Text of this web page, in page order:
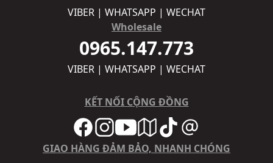
VIBER | WHATSAPP | WECHAT
Wholesale
0965.147.773
VIBER | WHATSAPP | WECHAT
KẾT NỐI CỘNG ĐỒNG
GIAO HÀNG ĐẢM BẢO, NHANH CHÓNG